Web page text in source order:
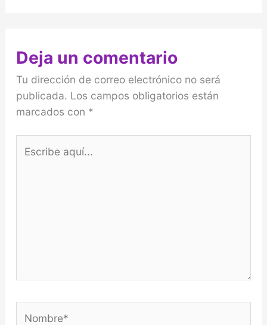
Deja un comentario
Tu dirección de correo electrónico no será
publicada. Los campos obligatorios están
marcados con *
aquí...